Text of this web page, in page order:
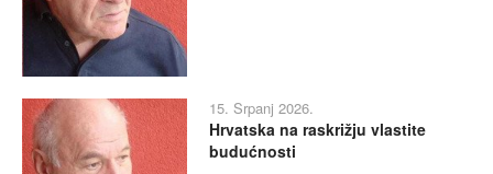
15. Srpanj 2026.
Hrvatska na raskrižju vlastite
budućnosti